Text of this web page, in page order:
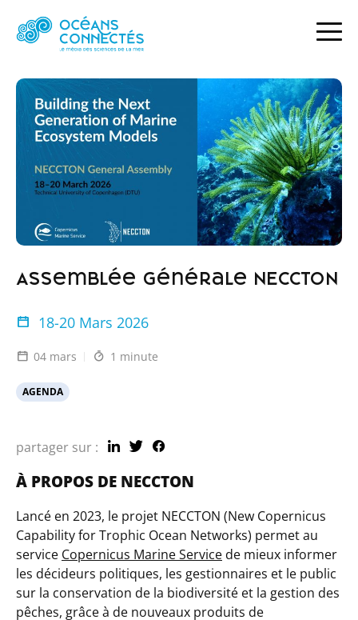
ACCUEIL ACTUALITÉS
Assemblée Générale NECCTON
18-20 Mars 2026
04 mars 1 minute
AGENDA
partager sur :
À PROPOS DE NECCTON
Lancé en 2023, le projet NECCTON (New Copernicus
Capability for Trophic Ocean Networks) permet au
service Copernicus Marine Service de mieux informer
les décideurs politiques, les gestionnaires et le public
sur la conservation de la biodiversité et la gestion des
pêches, grâce à de nouveaux produits de